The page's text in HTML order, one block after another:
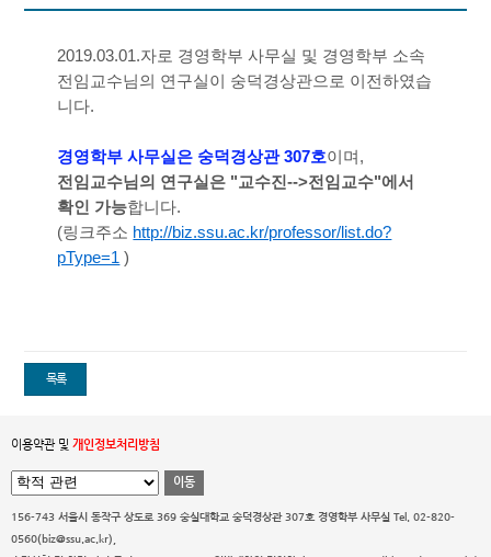
2019.03.01.자로 경영학부 사무실 및 경영학부 소속
전임교수님의 연구실이 숭덕경상관으로 이전하였습
니다.
경영학부 사무실은 숭덕경상관 307호이며,
전임교수님의 연구실은 "교수진-->전임교수"에서
확인 가능합니다.
(링크주소 http://biz.ssu.ac.kr/professor/list.do?
pType=1 )
목록
이용약관 및 개인정보처리방침
이동
156-743 서울시 동작구 상도로 369 숭실대학교 숭덕경상관 307호 경영학부 사무실 Tel. 02-820-
0560(biz@ssu.ac.kr),